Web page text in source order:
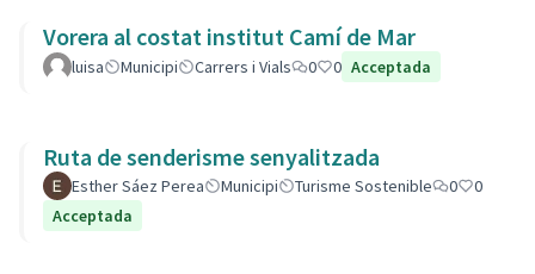
Vorera al costat institut Camí de Mar
luisa Municipi Carrers i Vials 0 0 Acceptada
Ruta de senderisme senyalitzada
Esther Sáez Perea Municipi Turisme Sostenible 0
0
Acceptada